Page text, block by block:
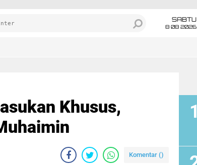
SABTU
8 08 2026
Khusus,
Komentar ()